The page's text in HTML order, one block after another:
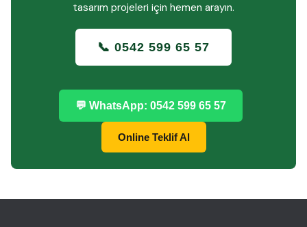
tasarım projeleri için hemen arayın.
📞 0542 599 65 57
💬 WhatsApp: 0542 599 65 57
Online Teklif Al